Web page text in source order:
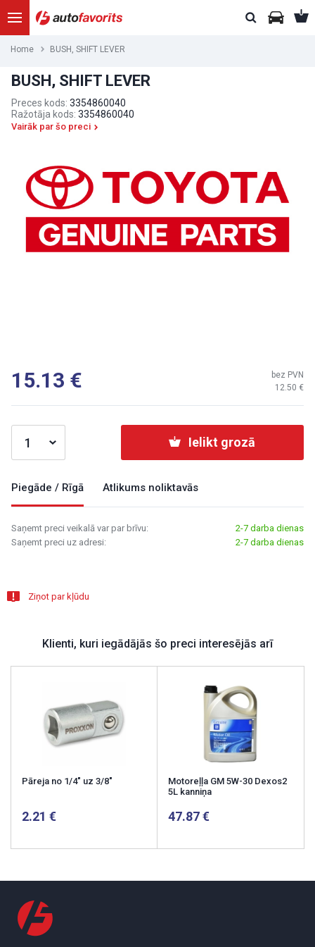
Home BUSH, SHIFT LEVER
BUSH, SHIFT LEVER
Preces kods: 3354860040
Ražotāja kods: 3354860040
Vairāk par šo preci
15.13 12.50
bez PVN
Ielikt grozā
Piegāde / Rīgā Atlikums noliktavās
Saņemt preci veikalā var par brīvu:
2-7 darba dienas
Saņemt preci uz adresi:
2-7 darba dienas
Ziņot par kļūdu
Klienti, kuri iegādājās šo preci interesējās arī
Pāreja no 1/4" uz 3/8"
2.21
Motoreļļa GM 5W-30 Dexos2
5L kanniņa
47.87